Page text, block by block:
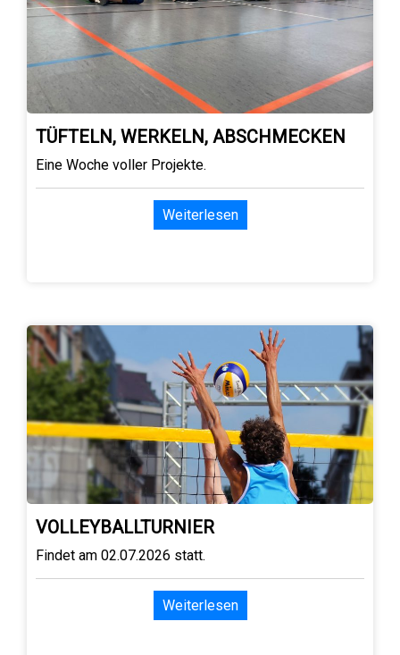
TÜFTELN, WERKELN, ABSCHMECKEN
Eine Woche voller Projekte.
Weiterlesen
VOLLEYBALLTURNIER
Findet am 02.07.2026 statt.
Weiterlesen